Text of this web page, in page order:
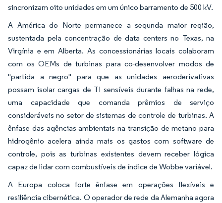
sincronizam oito unidades em um único barramento de 500 kV.
A América do Norte permanece a segunda maior região,
sustentada pela concentração de data centers no Texas, na
Virgínia e em Alberta. As concessionárias locais colaboram
com os OEMs de turbinas para co-desenvolver modos de
"partida a negro" para que as unidades aeroderivativas
possam isolar cargas de TI sensíveis durante falhas na rede,
uma capacidade que comanda prêmios de serviço
consideráveis no setor de sistemas de controle de turbinas. A
ênfase das agências ambientais na transição de metano para
hidrogênio acelera ainda mais os gastos com software de
controle, pois as turbinas existentes devem receber lógica
capaz de lidar com combustíveis de índice de Wobbe variável.
A Europa coloca forte ênfase em operações flexíveis e
resiliência cibernética. O operador de rede da Alemanha agora